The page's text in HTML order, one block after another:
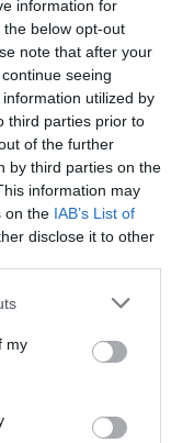
information for
below opt-out
note that after your
seeing
utilized by
third parties prior to
of the further
by third parties on the
information may
on the IAB’s List of
disclose it to other
or more Google
You may click to
third-party tags to
in below Google
my
Τα έθιμα, ο
καιρού
τον Τσίπρα